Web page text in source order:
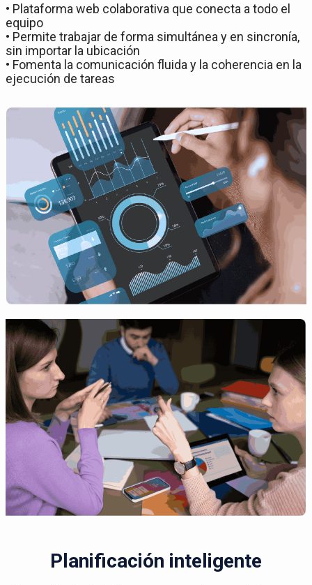
• Plataforma web colaborativa que conecta a todo el
equipo
• Permite trabajar de forma simultánea y en sincronía,
sin importar la ubicación
• Fomenta la comunicación fluida y la coherencia en la
ejecución de tareas
Planificación inteligente